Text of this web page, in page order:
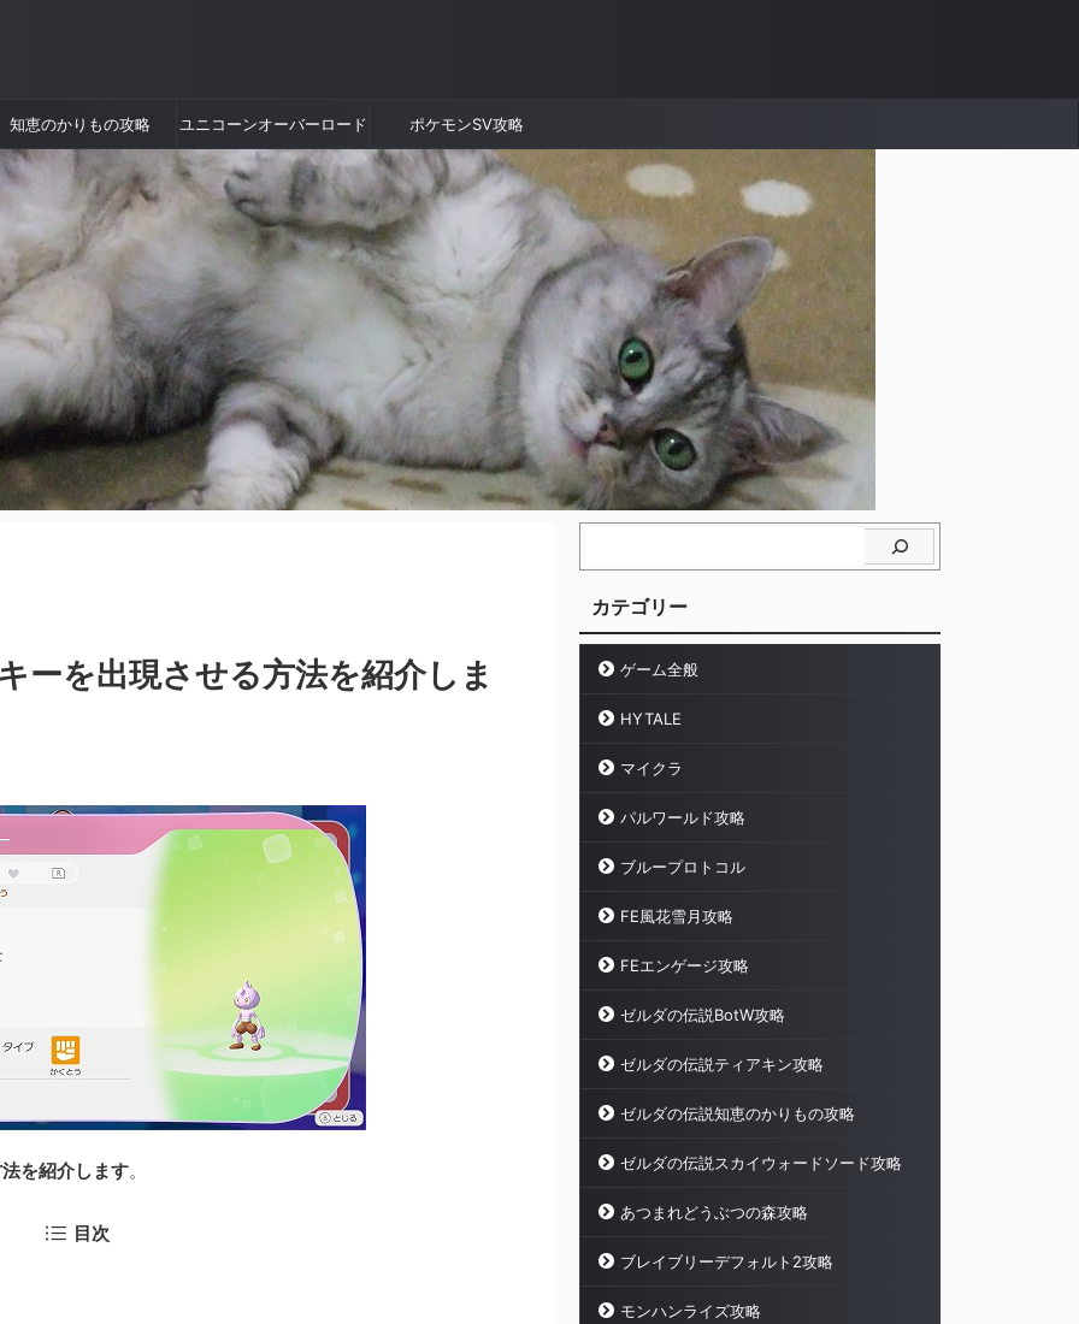
知恵のかりもの攻略 ユニコーンオーバーロード ポケモンSV攻略
ーを出現させる方法を紹介しま
を紹介します。
目次
カテゴリー
ゲーム全般
HYTALE
マイクラ
パルワールド攻略
ブループロトコル
FE風花雪月攻略
FEエンゲージ攻略
ゼルダの伝説BotW攻略
ゼルダの伝説ティアキン攻略
ゼルダの伝説知恵のかりもの攻略
ゼルダの伝説スカイウォードソード攻略
あつまれどうぶつの森攻略
ブレイブリーデフォルト2攻略
モンハンライズ攻略